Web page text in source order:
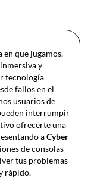
que jugamos,
y
tecnología
fallos en el
usuarios de
interrumpir
ofrecerte una
aCyber
de consolas
tus problemas
rápido.